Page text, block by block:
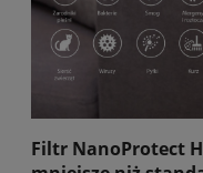
Filtr NanoProtect